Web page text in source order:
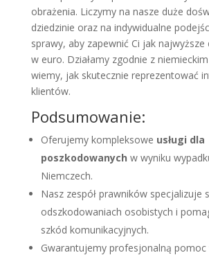
obrażenia. Liczymy na nasze duże
dziedzinie oraz na indywidualne
sprawy, aby zapewnić Ci jak
w euro. Działamy zgodnie z
wiemy, jak skutecznie reprezentować
klientów.
Podsumowanie:
Oferujemy kompleksowe usługi dla
poszkodowanych w wyniku
Niemczech.
Nasz zespół prawników specjalizuje
odszkodowaniach osobistych i
szkód komunikacyjnych.
Gwarantujemy profesjonalną pomoc